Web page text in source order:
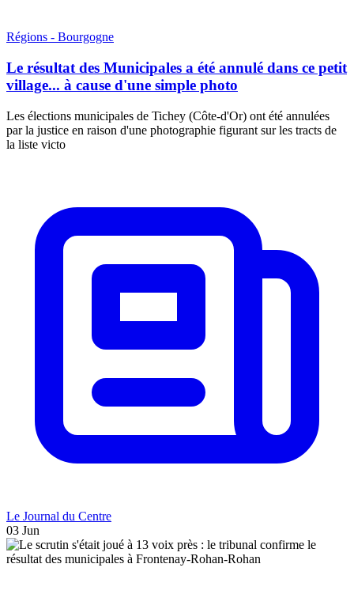
Régions - Bourgogne
Le résultat des Municipales a été annulé dans ce petit
village... à cause d'une simple photo
Les élections municipales de Tichey (Côte-d'Or) ont été annulées
par la justice en raison d'une photographie figurant sur les tracts de
la liste victo
Le Journal du Centre
03 Jun